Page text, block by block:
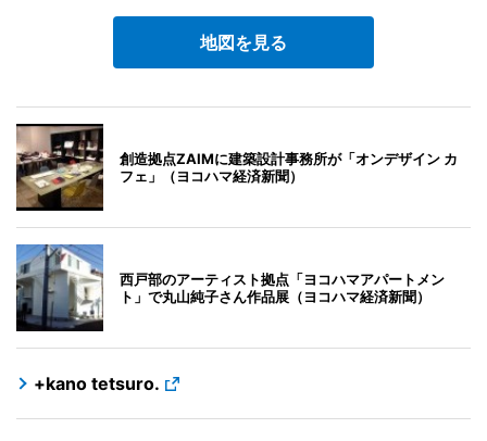
地図を見る
創造拠点ZAIMに建築設計事務所が「オンデザイン カ
フェ」（ヨコハマ経済新聞）
西戸部のアーティスト拠点「ヨコハマアパートメン
ト」で丸山純子さん作品展（ヨコハマ経済新聞）
+kano tetsuro.